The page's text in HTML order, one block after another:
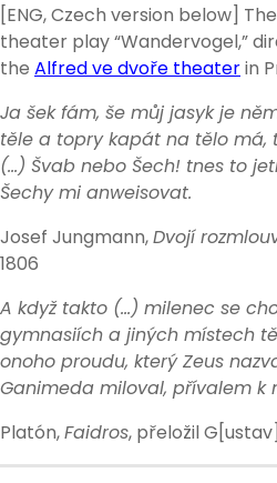
[ENG, Czech version below]
theater play “Wandervogel,”
the Alfred ve dvoře theaterin
Ja šek fám, še můj jasyk je
těle a topry kapát na tělo má,
(…) Švab nebo Šech! tnes to
Šechy mi anweisovat.
Josef Jungmann,Dvojí
1806
A když takto (…) milenec se
gymnasiích a jiných místech
onoho proudu, který Zeus
Ganimeda miloval, přívalem k
Platón,Faidros, přeložil G[ustav]